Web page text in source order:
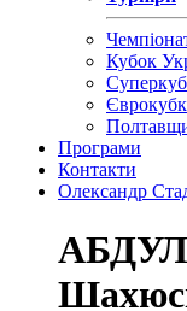
Кубок
Програми
Контакти
Олександр